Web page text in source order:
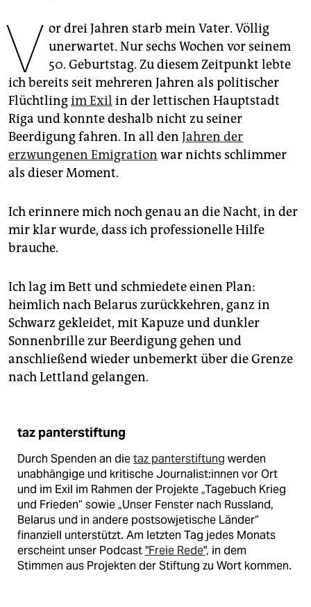
epaper login
V or drei Jahren starb mein Vater. Völlig
unerwartet. Nur sechs Wochen vor seinem
50. Geburtstag. Zu diesem Zeitpunkt lebte
ich bereits seit mehreren Jahren als politischer
Flüchtlingim Exil in der lettischen Hauptstadt
Riga und konnte deshalb nicht zu seiner
Beerdigung fahren. In all den Jahren der
erzwungenen Emigration war nichts schlimmer
als dieser Moment.
Ich erinnere mich noch genau an die Nacht, in der
mir klar wurde, dass ich professionelle Hilfe
brauche.
Ich lag im Bett und schmiedete einen Plan:
heimlich nach Belarus zurückkehren, ganz in
Schwarz gekleidet, mit Kapuze und dunkler
Sonnenbrille zur Beerdigung gehen und
anschließend wieder unbemerkt über die Grenze
nach Lettland gelangen.
taz panterstiftung
Durch Spenden an dietaz panterstiftung werden
unabhängige und kritische Jour­na­lis­t:in­nen vor Ort
und im Exil im Rahmen der Projekte „Tagebuch Krieg
und Frieden“ sowie „Unser Fenster nach Russland,
Belarus und in andere postsowjetische Länder“
finanziell unterstützt. Am letzten Tag jedes Monats
erscheint unser Podcast"Freie Rede", in dem
Stimmen aus Projekten der Stiftung zu Wort kommen.